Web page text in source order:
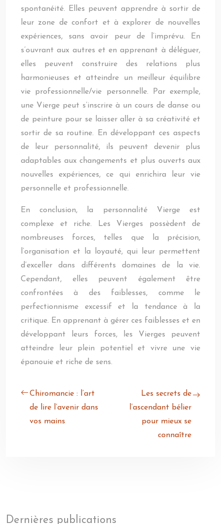
spontanéité. Elles peuvent apprendre à sortir de
leur zone de confort et à explorer de nouvelles
expériences, sans avoir peur de l’imprévu. En
s’ouvrant aux autres et en apprenant à déléguer,
elles peuvent construire des relations plus
harmonieuses et atteindre un meilleur équilibre
vie professionnelle/vie personnelle. Par exemple,
une Vierge peut s’inscrire à un cours de danse ou
de peinture pour se laisser aller à sa créativité et
sortir de sa routine. En développant ces aspects
de leur personnalité, ils peuvent devenir plus
adaptables aux changements et plus ouverts aux
nouvelles expériences, ce qui enrichira leur vie
personnelle et professionnelle.
En conclusion, la personnalité Vierge est
complexe et riche. Les Vierges possèdent de
nombreuses forces, telles que la précision,
l’organisation et la loyauté, qui leur permettent
d’exceller dans différents domaines de la vie.
Cependant, elles peuvent également être
confrontées à des faiblesses, comme le
perfectionnisme excessif et la tendance à la
critique. En apprenant à gérer ces faiblesses et en
développant leurs forces, les Vierges peuvent
atteindre leur plein potentiel et vivre une vie
épanouie et riche de sens.
Chiromancie : l’art
de lire l’avenir dans
vos mains
Les secrets de
l’ascendant bélier
pour mieux se
connaître
Dernières publications